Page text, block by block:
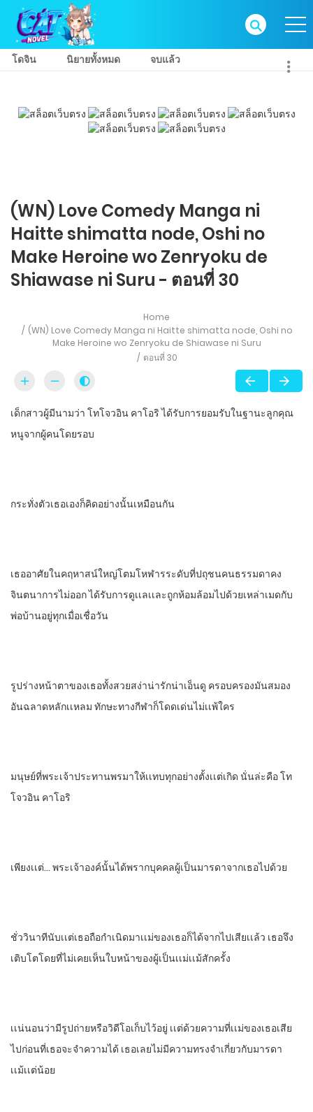
โดจิน นิยายทั้งหมด จบแล้ว
(WN) Love Comedy Manga ni
Haitte​ shimatta node, Oshi no
Make Heroine wo Zenryoku de
Shiawase ni Suru - ตอนที่ 30
Home
(WN) Love Comedy Manga ni Haitte​ shimatta node, Oshi no
Make Heroine wo Zenryoku de Shiawase ni Suru
ตอนที่ 30
เด็กสาวผู้มีนามว่า​ โทโจวอิน​ คาโอริ​ ได้รับการยอมรับในฐานะลูกคุณ
หนูจากผู้คนโดยรอบ​
กระทั่งตัวเธอเองก็คิดอย่างนั้นเหมือนกัน
เธออาศัย​ในคฤหาสน์​ใหญ่โต​มโหฬาร​ระดับที่ปถุชนคนธรรมดา​คง
จินตนาการไม่ออก​ ได้รับการดูเเลเเละถูกห้อมล้อมไปด้วยเหล่า​เมดกับ
พ่อบ้านอยู่ทุกเมื่อเชื่อวัน
รูปร่างหน้าตาของเธอทั้งสวยสง่าน่ารักน่าเอ็นดู​ ครอบครองมันสมอง
อันฉลาดหลักเเหลม​ ทักษะทางกีฬา​ก็โดดเด่นไม่เเพ้ใคร
มนุษย์​ที่พระเจ้าประทาน​พร​มาให้เเทบทุกอย่าง​ตั้งเเต่เกิด​ นั่นล่ะคือ​ โท
โจวอิน​ คาโอริ
เพียงเเต่… พระเจ้าองค์นั้น​ได้พรากบุคคลผู้เป็นมารดาจากเธอไปด้วย
ชั่ววินาทีนับเเต่เธอถือกําเนิดมา​เเม่ของเธอก็ได้จากไปเสียเเล้ว​ เธอจึง
เติบโตโดยที่ไม่เคยเห็น​ใบหน้าของผู้เป็นเเม่เเม้สักครั้ง
เเน่นอนว่ามีรูปถ่ายหรือวิดีโอเก็บไว้อยู่​ เเต่ด้วยความที่เเม่ของเธอเสีย
ไปก่อนที่เธอจะจําความได้ เธอเลย​ไม่มีความทรงจําเกี่ยวกับมารดา​
เเม้เเต่น้อย